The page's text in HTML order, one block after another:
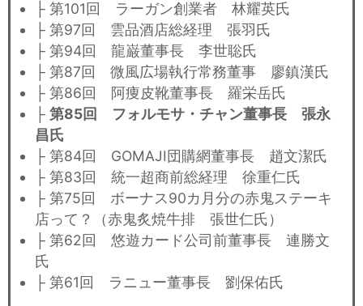
├ 第101回 ラーガン創業者 林耀英氏
├ 第97回 雲品酒店総経理 張羽氏
├ 第94回 龍巌董事長 李世聡氏
├ 第87回 微風広場執行常務董事 廖鎮漢氏
├ 第86回 阿痩皮靴董事長 羅栄岳氏
├ 第85回 フォルモサ・チャン董事長 張永
昌氏
├ 第84回 GOMAJI団購網董事長 趙文潔氏
├ 第83回 統一超商前総経理 徐重仁氏
├ 第75回 ボーナス90カ月分の赤鬼ステーキ
店って？（赤鬼炙焼牛排 張世仁氏）
├ 第62回 悠遊カード公司前董事長 連勝文
氏
├ 第61回 ラニュー董事長 劉保佑氏